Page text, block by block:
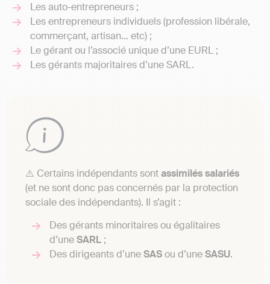
Les auto-entrepreneurs ;
Les entrepreneurs individuels (profession libérale,
commerçant, artisan… etc) ;
Le gérant ou l’associé unique d’une EURL ;
Les gérants majoritaires d’une SARL.
⚠️ Certains indépendants sontassimilés salariés
(et ne sont donc pas concernés par la protection
sociale des indépendants). Il s’agit :
Des gérants minoritaires ou égalitaires
d’uneSARL ;
Des dirigeants d’uneSASou d’uneSASU.